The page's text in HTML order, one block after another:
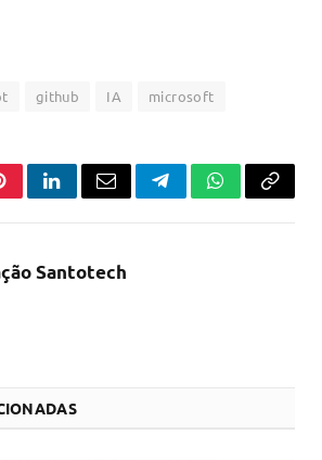
github IA microsoft
LinkedInEmail TelegramWhatsApp
Copiar
Santotech